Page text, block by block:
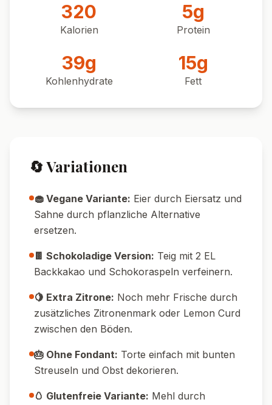
320
Kalorien
5g
Protein
39g
Kohlenhydrate
15g
Fett
🔄 Variationen
🧁 Vegane Variante: Eier durch Eiersatz und
Sahne durch pflanzliche Alternative
ersetzen.
🍫 Schokoladige Version: Teig mit 2 EL
Backkakao und Schokoraspeln verfeinern.
🍋 Extra Zitrone: Noch mehr Frische durch
zusätzliches Zitronenmark oder Lemon Curd
zwischen den Böden.
🎂 Ohne Fondant: Torte einfach mit bunten
Streuseln und Obst dekorieren.
🥚 Glutenfreie Variante: Mehl durch